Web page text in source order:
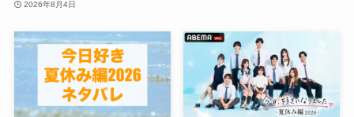
2026年8月4日